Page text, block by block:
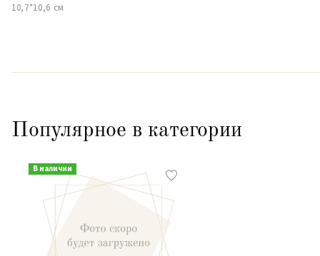
10,7*10,6 см
Популярное в категории
В наличии